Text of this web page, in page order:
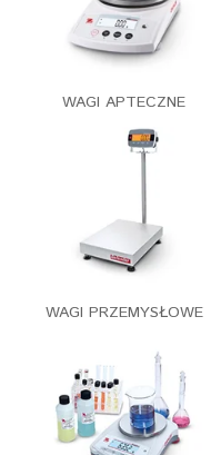
WAGI APTECZNE
WAGI PRZEMYSŁOWE